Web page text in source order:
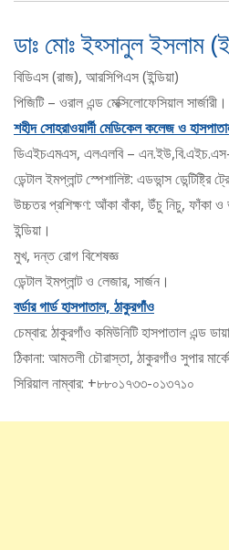
ডাঃ মোঃ ইহ্সানুল ইসলাম
বিডিএস (রাজ), আরসিপিএস (ইন্ডিয়া)
পিজিটি – ওরাল এন্ড মেক্সিলোফেসিয়াল সার্জারী।
শহীদ সোহরাওয়ার্দী মেডিকেল কলেজ ও
ডিএইচএমএস, এলএলবি –
ডেন্টাল ইমপ্লান্ট স্পেশালিষ্ট: এডভান্স ডেন্টিষ্ট্রি
উচ্চতর প্রশিক্ষণ: আঁকা বাঁকা, উঁচু নিচু, ফাঁকা ও
ইন্ডিয়া।
মুখ, দন্ত রোগ বিশেষজ্ঞ
ডেন্টাল ইমপ্লান্ট ও লেজার, সার্জন।
বর্ডার গার্ড হাসপাতাল, ঠাকুরগাঁও
চেম্বার: ঠাকুরগাঁও কমিউনিটি হাসপাতাল এন্ড
ঠিকানা: আমতলী চৌরাস্তা, ঠাকুরগাঁও সুপার
সিরিয়াল নাম্বার: +৮৮০১৭৩৩-০১৩৭১০